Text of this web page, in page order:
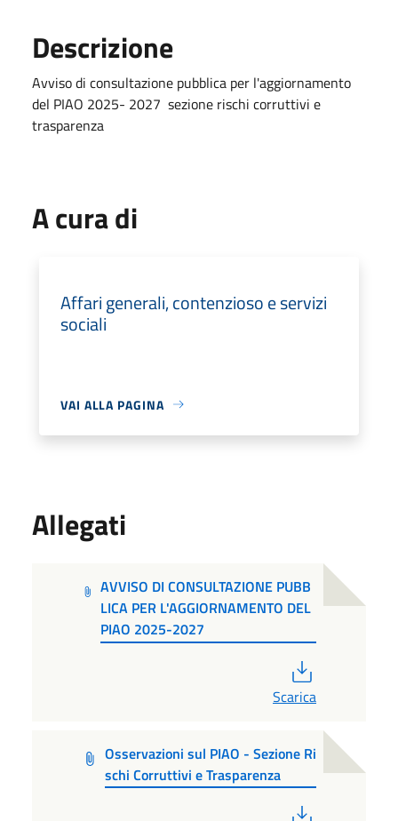
Descrizione
Avviso di consultazione pubblica per l'aggiornamento
del PIAO 2025- 2027 sezione rischi corruttivi e
trasparenza
A cura di
Affari generali, contenzioso e servizi
sociali
VAI ALLA PAGINA
Allegati
AVVISO DI CONSULTAZIONE PUBB
LICA PER L'AGGIORNAMENTO DEL
PIAO 2025-2027
Scarica
Osservazioni sul PIAO - Sezione Ri
schi Corruttivi e Trasparenza